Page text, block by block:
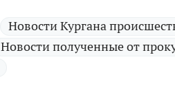
Новости Кургана
Новости полученные от